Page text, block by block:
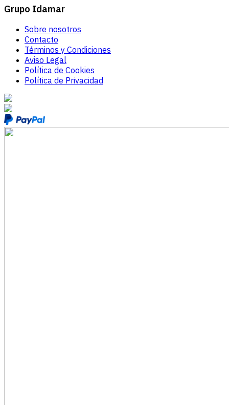
Grupo Idamar
Sobre nosotros
Contacto
Términos y Condiciones
Aviso Legal
Política de Cookies
Política de Privacidad